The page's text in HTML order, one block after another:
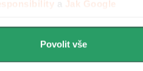
a Jak Google
Povolit vše
Série: